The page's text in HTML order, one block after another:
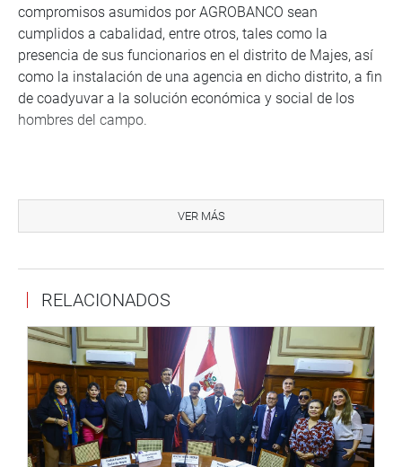
compromisos asumidos por AGROBANCO sean
cumplidos a cabalidad, entre otros, tales como la
presencia de sus funcionarios en el distrito de Majes, así
como la instalación de una agencia en dicho distrito, a fin
de coadyuvar a la solución económica y social de los
hombres del campo.
Arequipa, 01 de marzo de 2016
Mayor información: 987126891
VER MÁS
RELACIONADOS